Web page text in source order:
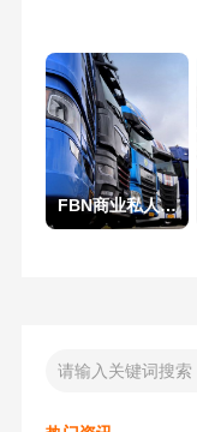
FBN商业私人地址